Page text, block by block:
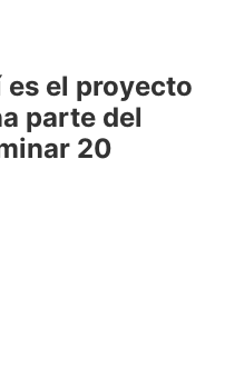
es el proyecto
parte del
20